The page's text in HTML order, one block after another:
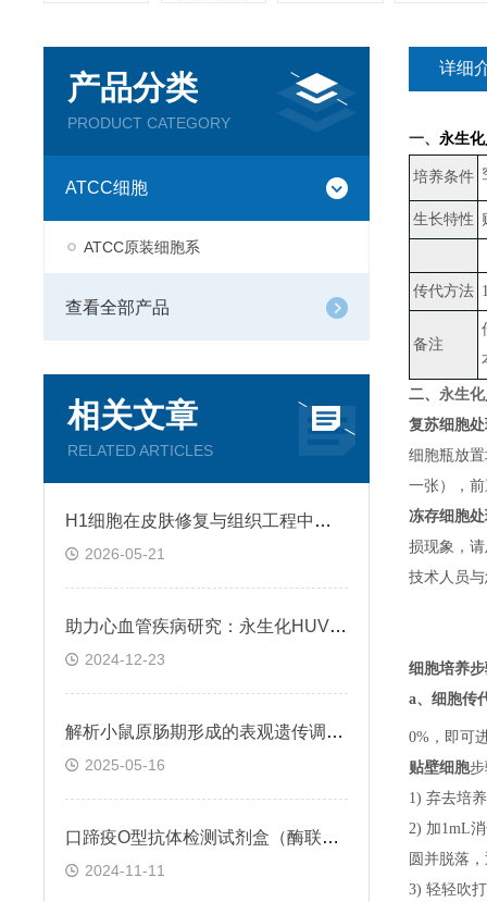
产品分类
PRODUCT CATEGORY
ATCC细胞
ATCC原装细胞系
查看全部产品
相关文章
RELATED ARTICLES
H1细胞在皮肤修复与组织工程中的应用前景
2026-05-21
助力心血管疾病研究：永生化HUVEC!
2024-12-23
解析小鼠原肠期形成的表观遗传调控规律
2025-05-16
口蹄疫O型抗体检测试剂盒（酶联免疫法）检测原理
2024-11-11
详细
一、 永生
培养条件
生长特性
传代方法
备注
二、 永生
复苏细胞
细胞瓶放
一张）
，
冻存细胞
损现象，
技术人员
细胞培养
a、 细胞传
0%，即可
贴壁细胞
1) 弃去培
2) 加1mL
圆并脱落
3) 轻轻吹